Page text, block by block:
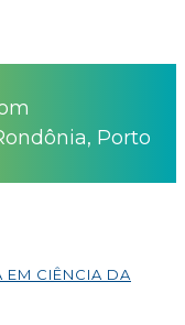
Porto
EM CIÊNCIA DA